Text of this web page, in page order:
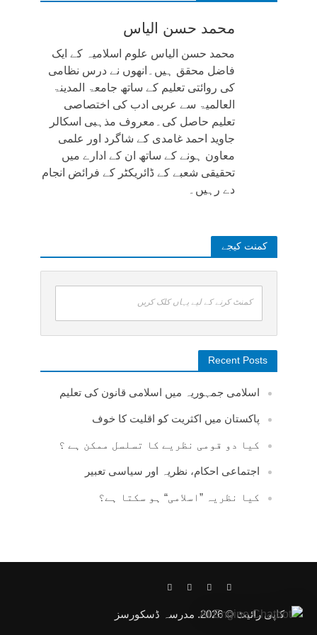
محمد حسن الیاس
محمد حسن الیاس علوم اسلامیہ کے ایک
فاضل محقق ہیں۔انھوں نے درس نظامی
کی روائتی تعلیم کے ساتھ جامعۃ المدینۃ
العالمیۃ سے عربی ادب کی اختصاصی
تعلیم حاصل کی۔معروف مذہبی اسکالر
جاوید احمد غامدی کے شاگرد اور علمی
معاون ہونے کے ساتھ ان کے ادارے میں
تحقیقی شعبے کے ڈائریکٹر کے فرائض انجام
دے رہیں۔
کمنت کیجے
کمنٹ کرنے کے لیے یہاں کلک کریں
Recent Posts
اسلامی جمہوریہ میں اسلامی قانون کی تعلیم
پاکستان میں اکثریت کو اقلیت کا خوف
کیا دو قومی نظریے کا تسلسل ممکن ہے ؟
اجتماعی احکام، نظریہ اور سیاسی تعبیر
کیا نظریہ ”اسلامی“ ہو سکتا ہے؟
کاپی رائیٹ © 2026. مدرسہ ڈسکورسز